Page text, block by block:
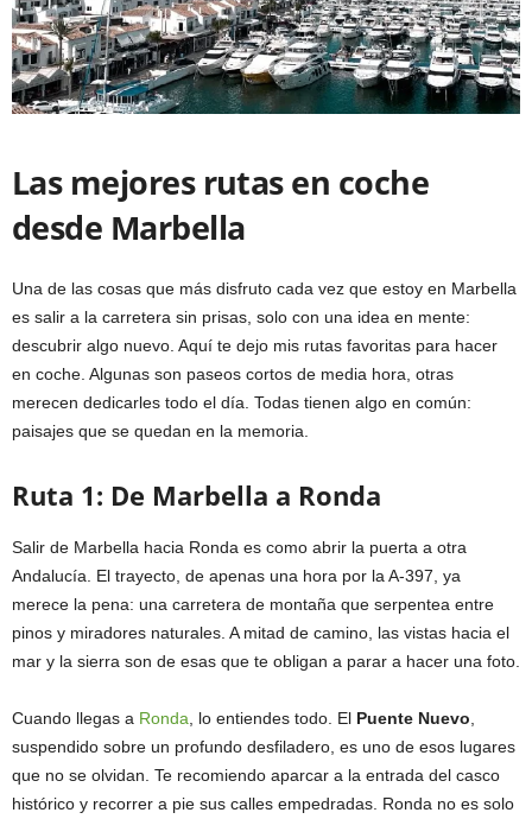
Las mejores rutas en coche
desde Marbella
Una de las cosas que más disfruto cada vez que estoy en Marbella
es salir a la carretera sin prisas, solo con una idea en mente:
descubrir algo nuevo. Aquí te dejo mis rutas favoritas para hacer
en coche. Algunas son paseos cortos de media hora, otras
merecen dedicarles todo el día. Todas tienen algo en común:
paisajes que se quedan en la memoria.
Ruta 1: De Marbella a Ronda
Salir de Marbella hacia Ronda es como abrir la puerta a otra
Andalucía. El trayecto, de apenas una hora por la A-397, ya
merece la pena: una carretera de montaña que serpentea entre
pinos y miradores naturales. A mitad de camino, las vistas hacia el
mar y la sierra son de esas que te obligan a parar a hacer una foto.
Cuando llegas a Ronda , lo entiendes todo. El Puente Nuevo
suspendido sobre un profundo desfiladero, es uno de esos lugares
que no se olvidan. Te recomiendo aparcar a la entrada del casco
histórico y recorrer a pie sus calles empedradas. Ronda no es solo